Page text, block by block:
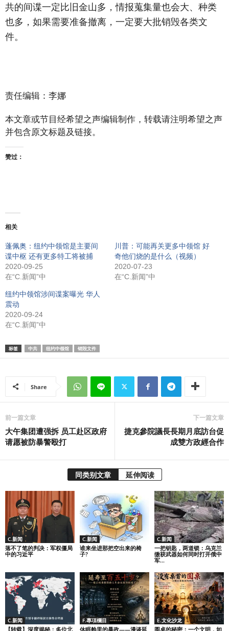
共的间谍一定比旧金山多，情报蒐集量也会大、种类
也多，如果需要准备撤离，一定要大批销毁各类文
件。
责任编辑：李娜
本文章或节目经希望之声编辑制作，转载请注明希望之声
并包含原文标题及链接。
赞过：
相关
蓬佩奥：纽约中领馆是主要间
谍中枢 还有更多特工将被捕
2020-09-25
在“C.新闻”中
川普：可能再关更多中领馆 好
奇他们烧的是什么（视频）
2020-07-23
在“C.新闻”中
纽约中领馆涉间谍案曝光 华人
震动
2020-09-24
在“C.新闻”中
标签 中共 纽约中领馆 销毁文件
Share
前一篇文章
大午集团遭强拆 员工赴区政府
请愿被防暴警殴打
下一篇文章
捷克參院議長長期月底訪台促
成雙方政經合作
同类别文章 延伸阅读
C.新闻
落不了笔的判决：军权僵局
中的习近平
C.新闻
谁来坐进那把空出来的椅
子?
C.新闻
一把钥匙，两道锁：乌克兰
缴获武器如何同时打开俄中
军...
C.新闻
【转载】深度揭秘：多位北
F.專項欄目
休眠舱里的暴政——漫谈延
E.文化沙龙
圆桌的秘密：一个文明，如